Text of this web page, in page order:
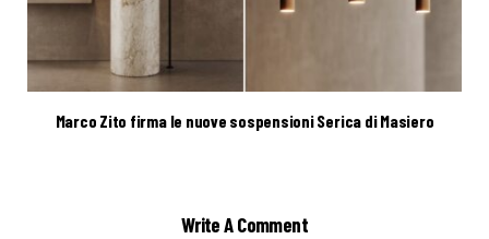
Marco Zito firma le nuove sospensioni Serica di Masiero
Write A Comment